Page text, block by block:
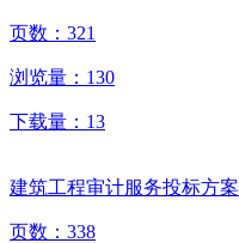
页数： 321
浏览量： 130
下载量： 13
建筑工程审计服务投标方案
页数： 338